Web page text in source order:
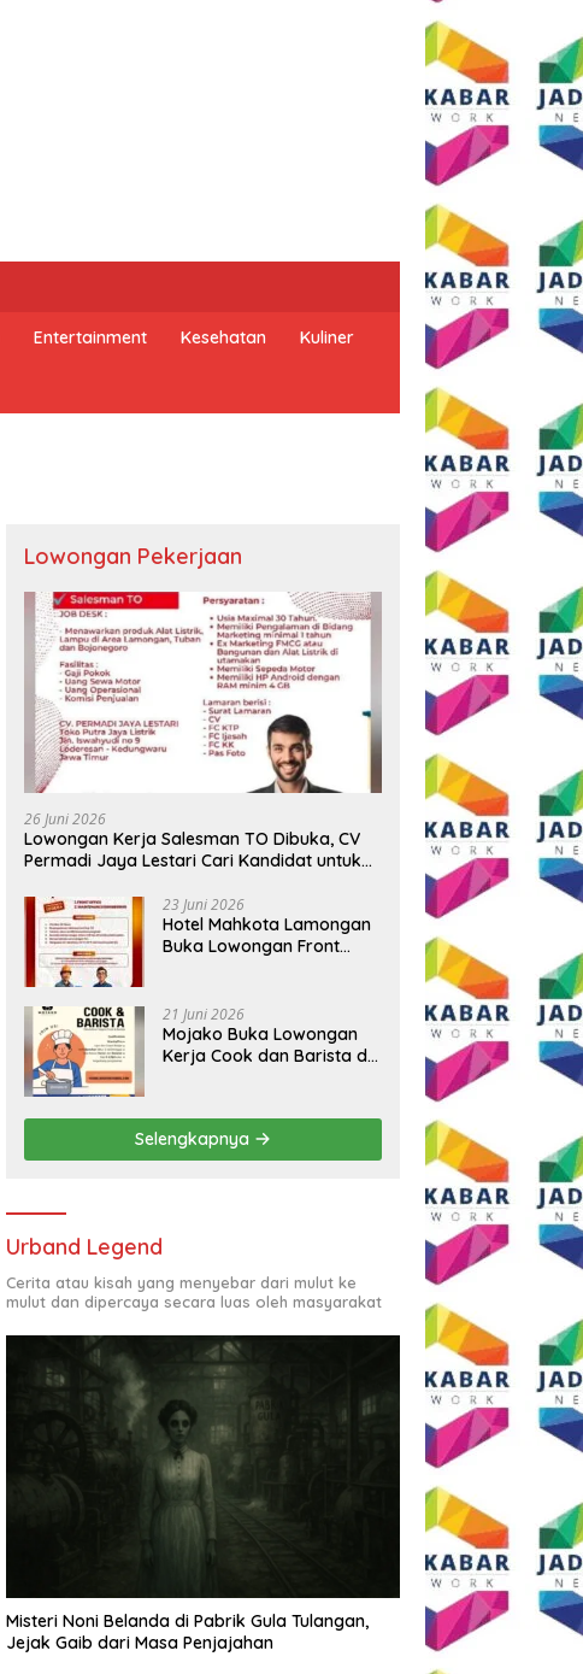
Entertainment Kesehatan Kuliner
Bukan Sekadar Ngopi, Presiden
LIRA Andi Syafrani
Konsolidasikan Kekuatan
Organisasi di Malang
Sambut HUT RI ke-81, Grand
Mercure Malang Mirama Gelar
Opening Ceremony Olimpiade
Agustusan 2026
Lowongan Pekerjaan
26 Juni 2026
Lowongan Kerja Salesman TO Dibuka, CV
Permadi Jaya Lestari Cari Kandidat untuk
23 Juni 2026
Hotel Mahkota Lamongan
Buka Lowongan Front
Syaratnya
21 Juni 2026
Mojako Buka Lowongan
Kerja Cook dan Barista di
Selengkapnya
Urband Legend
Cerita atau kisah yang menyebar dari mulut ke
mulut dan dipercaya secara luas oleh masyarakat
Misteri Noni Belanda di Pabrik Gula Tulangan,
Jejak Gaib dari Masa Penjajahan